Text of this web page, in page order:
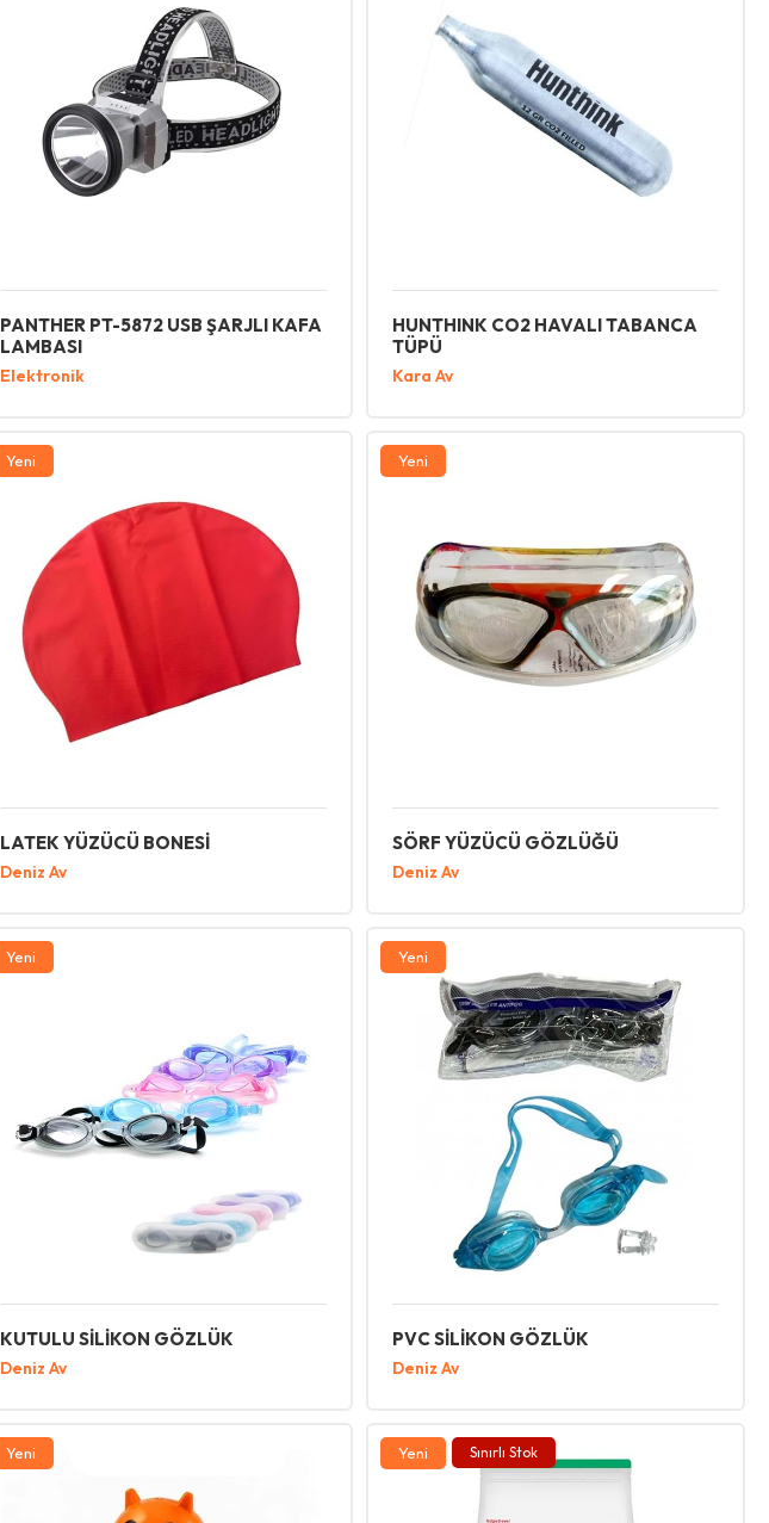
PANTHER PT-5872 USB ŞARJLI KAFA
LAMBASI
Elektronik
HUNTHINK CO2 HAVALI TABANCA
TÜPÜ
Kara Av
Yeni
LATEK YÜZÜCÜ BONESİ
Deniz Av
Yeni
SÖRF YÜZÜCÜ GÖZLÜĞÜ
Deniz Av
Yeni
KUTULU SİLİKON GÖZLÜK
Deniz Av
Yeni
PVC SİLİKON GÖZLÜK
Deniz Av
Yeni Yeni Sınırlı Stok